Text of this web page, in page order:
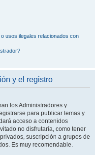
usos ilegales relacionados con
y el registro
los Administradores y
para publicar temas y
acceso a contenidos
no disfrutaría, como tener
suscripción a grupos de
Es muy recomendable.